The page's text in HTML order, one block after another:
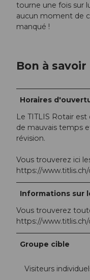
tourne une fois sur
aucun moment de
manqué !
Bon à savoir
Horaires
Le TITLIS Rotair
de mauvais temps
révision.
Vous trouverez ici
https://
Informations sur
Vous trouverez
https://
Groupe cible
Visiteurs